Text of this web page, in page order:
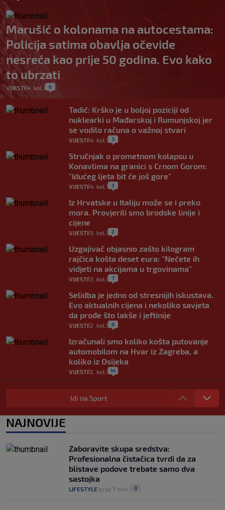
Marušić o kolonama na autocestama:
Policija satima obavlja očevide
nesreća kao prije 50 godina. Evo kako
to ubrzati
VIJESTI 4. kol. 6
Tadić: Krško je u boljoj poziciji od
nuklearki u Mađarskoj i Rumunjskoj jer
se vodilo računa o važnoj stvari
VIJESTI 4. kol. 5
Stručnjak o prometnom kolapsu u
Konavlima na granici s Crnom Gorom:
"Idućeg ljeta bit će još gore"
VIJESTI 4. kol. 3
Iz Hrvatske u Italiju može se i preko
mora. Provjerili smo brodske linije i
cijene
VIJESTI 3. kol. 2
Uzgajivač objasnio zašto kilogram
rajčica košta deset eura: "Nećete ih
vidjeti na akcijama u trgovinama"
VIJESTI 3. kol. 7
Selidba je jedno od stresnijih iskustava.
Evo aktualnih cijena i nekoliko savjeta
da prođe što lakše i jeftinije
VIJESTI 2. kol. 0
Izračunali smo koliko košta putovanje
automobilom na Hvar iz Zagreba, a
koliko iz Osijeka
VIJESTI 2. kol. 14
"Kći je otišla na more, a zaboravila
zdravstvenu iskaznicu". Kakva su prava
pacijenata izvan mjesta prebivališta?
1
Plenković na 15 dana ukine mjere: "Ne bi
se dogodilo ništa. Vlada se zaljubila u te
intervencije"
30. srp. 25
Idi na Sport
NAJNOVIJE
Zaboravite skupa sredstva:
Profesionalna čistačica tvrdi da za
blistave podove trebate samo dva
sastojka
LIFESTYLE prije 7 min. 0